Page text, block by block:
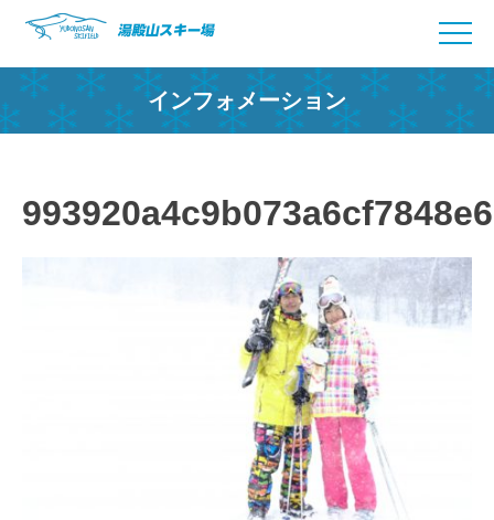
content
インフォメーション